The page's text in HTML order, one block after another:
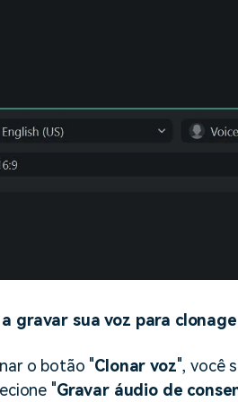
a gravar sua voz para
o botão "Clonar voz", você
"Gravar áudio de